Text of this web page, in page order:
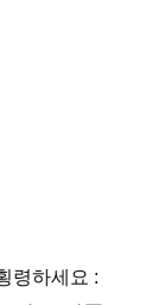
령하세요 :